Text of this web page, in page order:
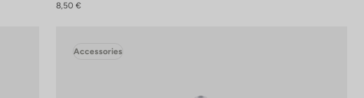
8,50 €
Accessories